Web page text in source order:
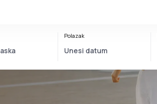
Polazak